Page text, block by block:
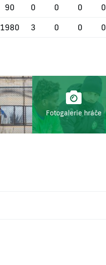
90 0 0 0 0
1980 3 0 0 0
Fotogalerie hráče